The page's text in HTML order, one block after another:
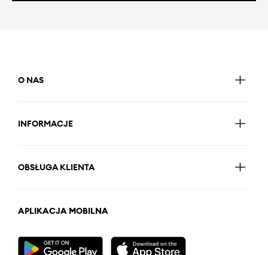
O NAS
INFORMACJE
OBSŁUGA KLIENTA
APLIKACJA MOBILNA